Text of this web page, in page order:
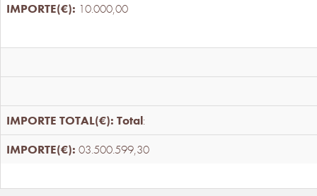
10.000,00
Total:
03.500.599,30